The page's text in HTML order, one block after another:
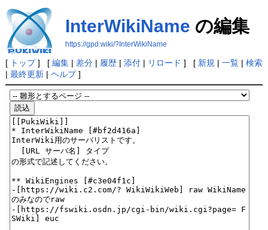
InterWikiName の編集
https://gpd.wiki/?InterWikiName
[ トップ] [ 編集| 差分| 履歴| 添付| リロード ] [ 新規 | 一覧| 検索
| 最終更新| ヘルプ]